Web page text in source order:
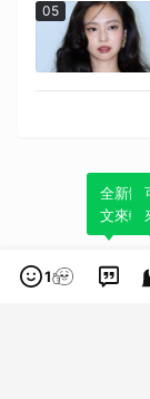
05
1
全新體
文來輕